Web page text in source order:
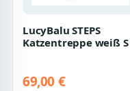
LucyBalu STEPS
Katzentreppe weiß S
69,00 €